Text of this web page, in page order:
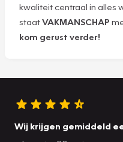
kwaliteit centraal in alles
staatVAKMANSCHAP
kom gerust verder!
Wij krijgen gemiddeld